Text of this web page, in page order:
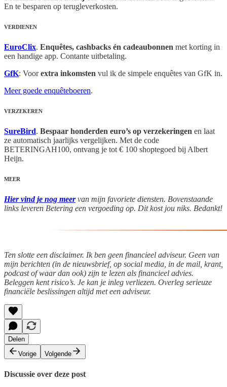
En te besparen op terugleverkosten.
VERDIENEN
EuroClix. Enquêtes, cashbacks én cadeaubonnen met korting in
een handige app. Contante uitbetaling.
GfK: Voorextra inkomsten vul ik de simpele enquêtes van GfK in.
Meer goede enquêteboeren.
VERZEKEREN
SureBird. Bespaar honderden euro’s op verzekeringen en laat
ze automatisch jaarlijks vergelijken. Met de code
BETERINGAH100, ontvang je tot € 100 shoptegoed bij Albert
Heijn.
MEER
Hier vind je nog meervan mijn favoriete diensten. Bovenstaande
links leveren Betering een vergoeding op. Dit kost jou niks. Bedankt!
Ten slotte een disclaimer. Ik ben geen financieel adviseur. Geen van
mijn berichten (in de nieuwsbrief, op social media, in de mail, krant,
podcast of waar dan ook) zijn te lezen als financieel advies.
Beleggen kent risico’s. Je kan je inleg verliezen. Overleg serieuze
financiële beslissingen altijd met een adviseur.
Delen
Vorige
Volgende
Discussie over deze post